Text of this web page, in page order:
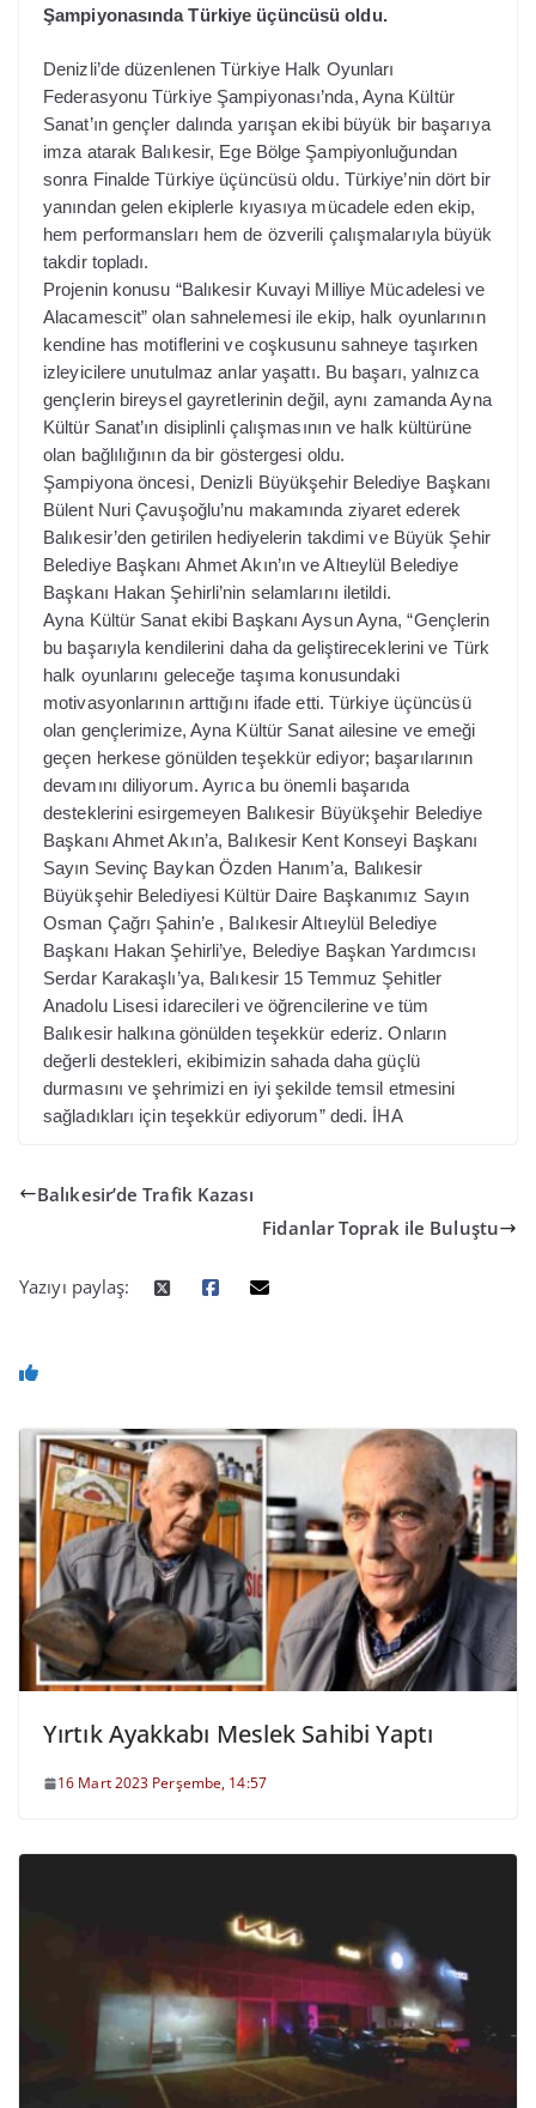
Şampiyonasında Türkiye üçüncüsü oldu.
Denizli’de düzenlenen Türkiye Halk Oyunları
Federasyonu Türkiye Şampiyonası’nda, Ayna Kültür
Sanat’ın gençler dalında yarışan ekibi büyük bir başarıya
imza atarak Balıkesir, Ege Bölge Şampiyonluğundan
sonra Finalde Türkiye üçüncüsü oldu. Türkiye’nin dört bir
yanından gelen ekiplerle kıyasıya mücadele eden ekip,
hem performansları hem de özverili çalışmalarıyla büyük
takdir topladı.
Projenin konusu “Balıkesir Kuvayi Milliye Mücadelesi ve
Alacamescit” olan sahnelemesi ile ekip, halk oyunlarının
kendine has motiflerini ve coşkusunu sahneye taşırken
izleyicilere unutulmaz anlar yaşattı. Bu başarı, yalnızca
gençlerin bireysel gayretlerinin değil, aynı zamanda Ayna
Kültür Sanat’ın disiplinli çalışmasının ve halk kültürüne
olan bağlılığının da bir göstergesi oldu.
Şampiyona öncesi, Denizli Büyükşehir Belediye Başkanı
Bülent Nuri Çavuşoğlu’nu makamında ziyaret ederek
Balıkesir’den getirilen hediyelerin takdimi ve Büyük Şehir
Belediye Başkanı Ahmet Akın’ın ve Altıeylül Belediye
Başkanı Hakan Şehirli’nin selamlarını iletildi.
Ayna Kültür Sanat ekibi Başkanı Aysun Ayna, “Gençlerin
bu başarıyla kendilerini daha da geliştireceklerini ve Türk
halk oyunlarını geleceğe taşıma konusundaki
motivasyonlarının arttığını ifade etti. Türkiye üçüncüsü
olan gençlerimize, Ayna Kültür Sanat ailesine ve emeği
geçen herkese gönülden teşekkür ediyor; başarılarının
devamını diliyorum. Ayrıca bu önemli başarıda
desteklerini esirgemeyen Balıkesir Büyükşehir Belediye
Başkanı Ahmet Akın’a, Balıkesir Kent Konseyi Başkanı
Sayın Sevinç Baykan Özden Hanım’a, Balıkesir
Büyükşehir Belediyesi Kültür Daire Başkanımız Sayın
Osman Çağrı Şahin’e , Balıkesir Altıeylül Belediye
Başkanı Hakan Şehirli’ye, Belediye Başkan Yardımcısı
Serdar Karakaşlı’ya, Balıkesir 15 Temmuz Şehitler
Anadolu Lisesi idarecileri ve öğrencilerine ve tüm
Balıkesir halkına gönülden teşekkür ederiz. Onların
değerli destekleri, ekibimizin sahada daha güçlü
durmasını ve şehrimizi en iyi şekilde temsil etmesini
sağladıkları için teşekkür ediyorum” dedi. İHA
Balıkesir’de Trafik Kazası
Fidanlar Toprak ile Buluştu
Yazıyı paylaş:
Yırtık Ayakkabı Meslek Sahibi Yaptı
16 Mart 2023 Perşembe, 14:57